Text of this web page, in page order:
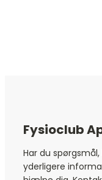
Fysioclub
Har du
yderligere